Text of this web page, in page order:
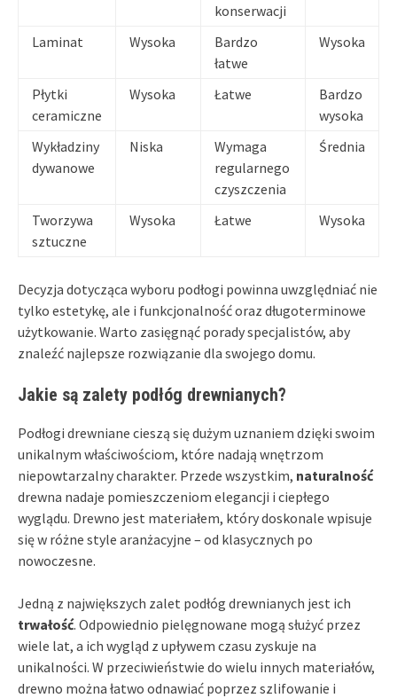
konserwacji
Laminat Wysoka
Bardzo
łatwe
Wysoka
Płytki
ceramiczne
Wysoka Łatwe
Bardzo
wysoka
Wykładziny
dywanowe
Niska
Wymaga
regularnego
czyszczenia
Średnia
Tworzywa
sztuczne
Wysoka Łatwe Wysoka
Decyzja dotycząca wyboru podłogi powinna uwzględniać nie
tylko estetykę, ale i funkcjonalność oraz długoterminowe
użytkowanie. Warto zasięgnąć porady specjalistów, aby
znaleźć najlepsze rozwiązanie dla swojego domu.
Jakie są zalety podłóg drewnianych?
Podłogi drewniane cieszą się dużym uznaniem dzięki swoim
unikalnym właściwościom, które nadają wnętrzom
niepowtarzalny charakter. Przede wszystkim, naturalność
drewna nadaje pomieszczeniom elegancji i ciepłego
wyglądu. Drewno jest materiałem, który doskonale wpisuje
się w różne style aranżacyjne – od klasycznych po
nowoczesne.
Jedną z największych zalet podłóg drewnianych jest ich
trwałość. Odpowiednio pielęgnowane mogą służyć przez
wiele lat, a ich wygląd z upływem czasu zyskuje na
unikalności. W przeciwieństwie do wielu innych materiałów,
drewno można łatwo odnawiać poprzez szlifowanie i